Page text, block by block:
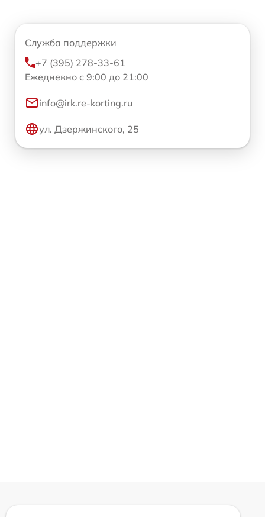
Служба поддержки
+7 (395) 278-33-61
Ежедневно с 9:00 до 21:00
info@irk.re-korting.ru
ул. Дзержинского, 25